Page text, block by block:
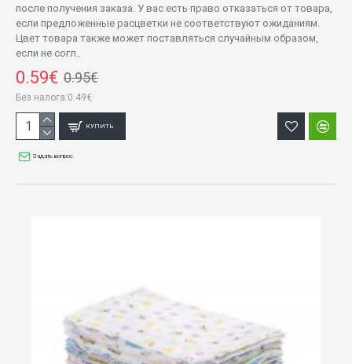
после получения заказа. У вас есть право отказаться от товара,
если предложенные расцветки не соответствуют ожиданиям.
Цвет товара также может поставляться случайным образом,
если не согл..
0.59€ 0.95€
Без налога:0.49€
КУПИТЬ
Задать вопрос